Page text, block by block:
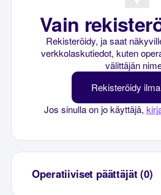
Vain
Rekisteröidy, ja saat
verkkolaskutiedot, kuten
välittäjän
Rekisteröidy
Jos sinulla on jo käyttäjä,
Operatiiviset päättäjät (0)